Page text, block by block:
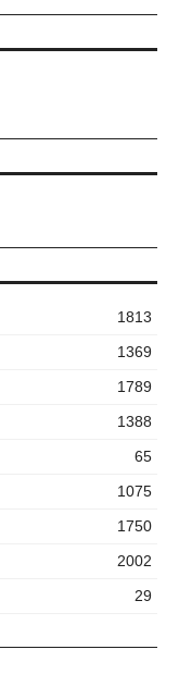
1813
1369
1789
1388
65
1075
1750
2002
29